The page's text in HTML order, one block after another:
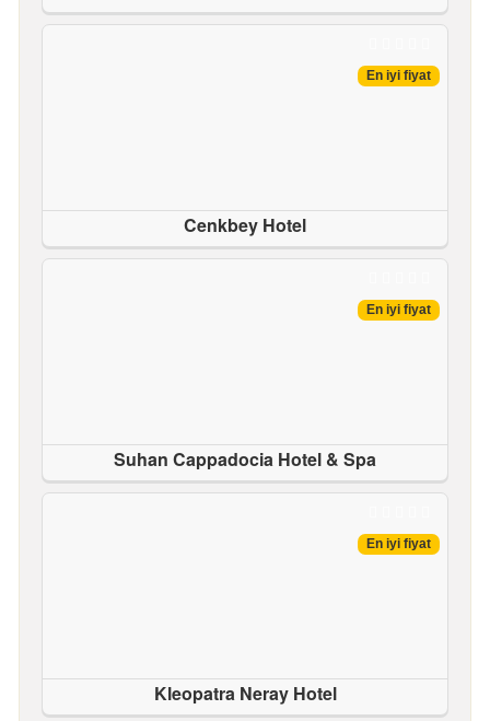
En iyi fiyat
Cenkbey Hotel
En iyi fiyat
Suhan Cappadocia Hotel & Spa
En iyi fiyat
Kleopatra Neray Hotel